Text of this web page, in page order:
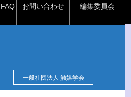
お問い合わせ 編集委員会
一般社団法人 触媒学会